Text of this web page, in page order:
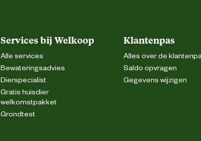
Services bij Welkoop
Alle services
Bewateringsadvies
Dierspecialist
Gratis huisdier
welkomstpakket
Grondtest
Klantenpas
Alles over de
Saldo opvragen
Gegevens wijzigen